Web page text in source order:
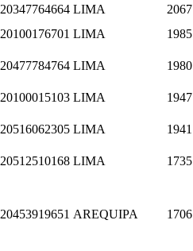
20347764664 LIMA
20100176701 LIMA
20477784764 LIMA
20100015103 LIMA
20516062305 LIMA
20512510168 LIMA
20453919651 AREQUIPA